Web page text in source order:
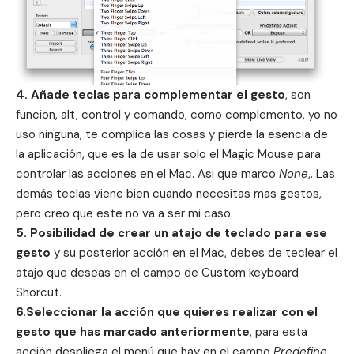
4. Añade teclas para complementar el gesto, son
funcion, alt, control y comando, como complemento, yo no
uso ninguna, te complica las cosas y pierde la esencia de
la aplicación, que es la de usar solo el Magic Mouse para
controlar las acciones en el Mac. Asi que marco None,. Las
demás teclas viene bien cuando necesitas mas gestos,
pero creo que este no va a ser mi caso.
5. Posibilidad de crear un atajo de teclado para ese
gesto y su posterior acción en el Mac, debes de teclear el
atajo que deseas en el campo de Custom keyboard
Shorcut.
6.Seleccionar la acción que quieres realizar con el
gesto que has marcado anteriormente, para esta